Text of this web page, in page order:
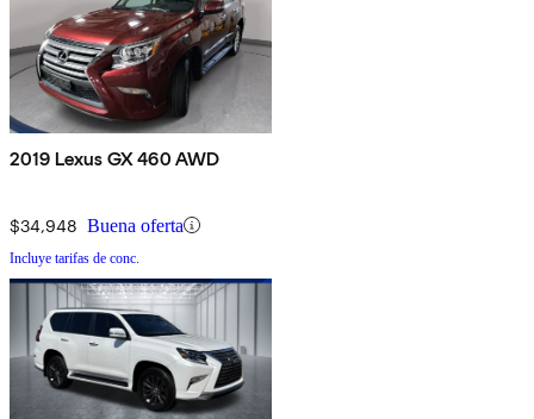
2019 Lexus GX 460 AWD
$34,948 Buena oferta
Incluye tarifas de conc.